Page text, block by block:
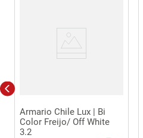
Armario Chile Lux | Bi
Color Freijo/ Off White
3.2